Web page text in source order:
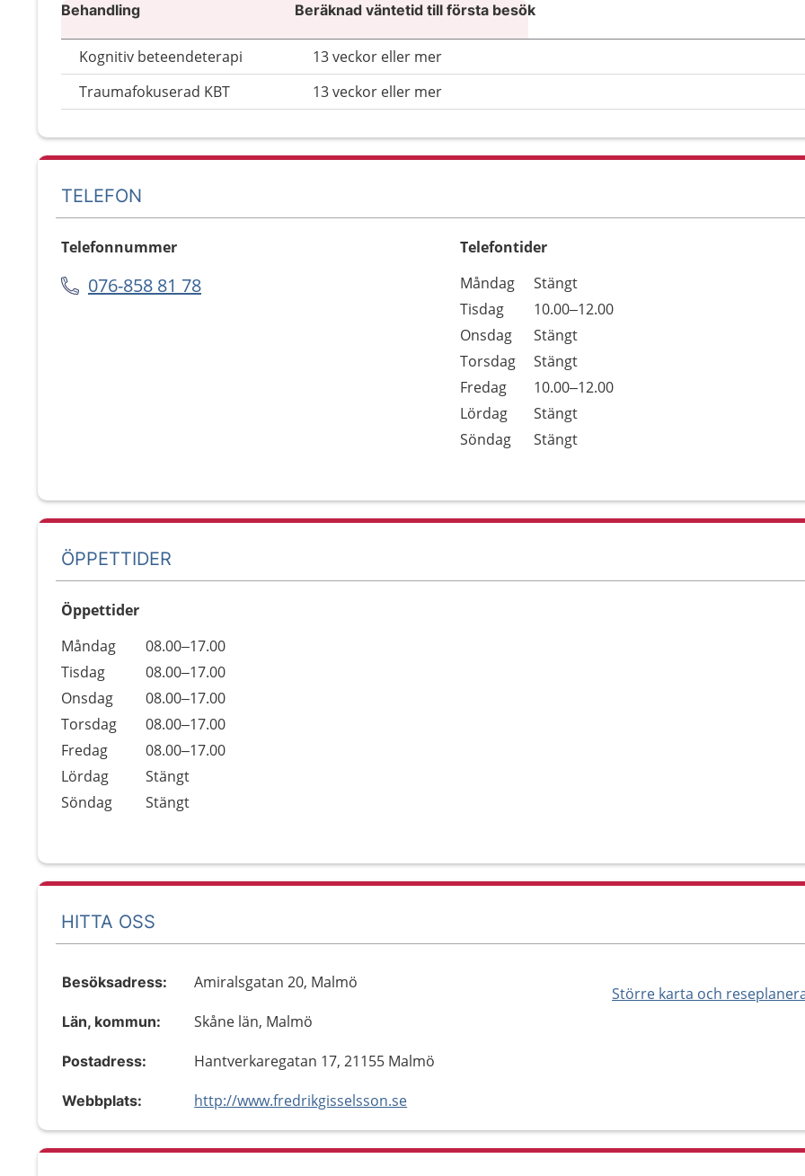
Behandling Beräknad väntetid till första besök
Kognitiv beteendeterapi
13 veckor eller mer
Traumafokuserad KBT
13 veckor eller mer
TELEFON
Telefonnummer
076-858 81 78
Telefontider
Dag
Öppettider
Kommentarer
Måndag
Stängt
Tisdag
10.00–12.00
Onsdag
Stängt
Torsdag
Stängt
Fredag
10.00–12.00
Lördag
Stängt
Söndag
Stängt
ÖPPETTIDER
Öppettider
Dag
Öppettider
Kommentarer
Måndag
08.00–17.00
Tisdag
08.00–17.00
Onsdag
08.00–17.00
Torsdag
08.00–17.00
Fredag
08.00–17.00
Lördag
Stängt
Söndag
Stängt
HITTA OSS
Större karta och
Besöksadress: Amiralsgatan 20, Malmö
Län, kommun: Skåne län, Malmö
Postadress: Hantverkaregatan 17, 21155 Malmö
Webbplats: http://www.fredrikgisselsson.se